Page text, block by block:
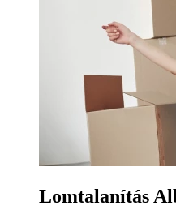
Lomtalanítás